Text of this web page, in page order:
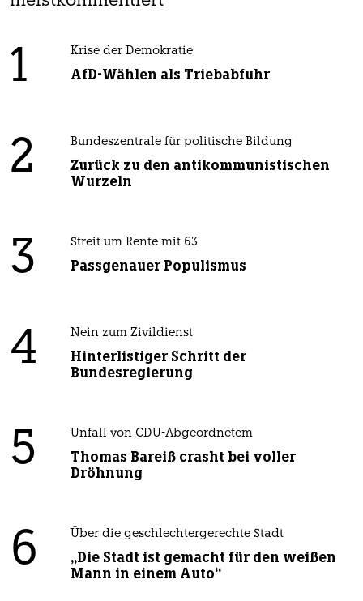
1 Krise der Demokratie
AfD-Wählen als Triebabfuhr
2 Bundeszentrale für politische Bildung
Zurück zu den antikommunistischen
Wurzeln
3 Streit um Rente mit 63
Passgenauer Populismus
4 Nein zum Zivildienst
Hinterlistiger Schritt der
Bundesregierung
5 Unfall von CDU-Abgeordnetem
Thomas Bareiß crasht bei voller
Dröhnung
6 Über die geschlechtergerechte Stadt
„Die Stadt ist gemacht für den weißen
Mann in einem Auto“